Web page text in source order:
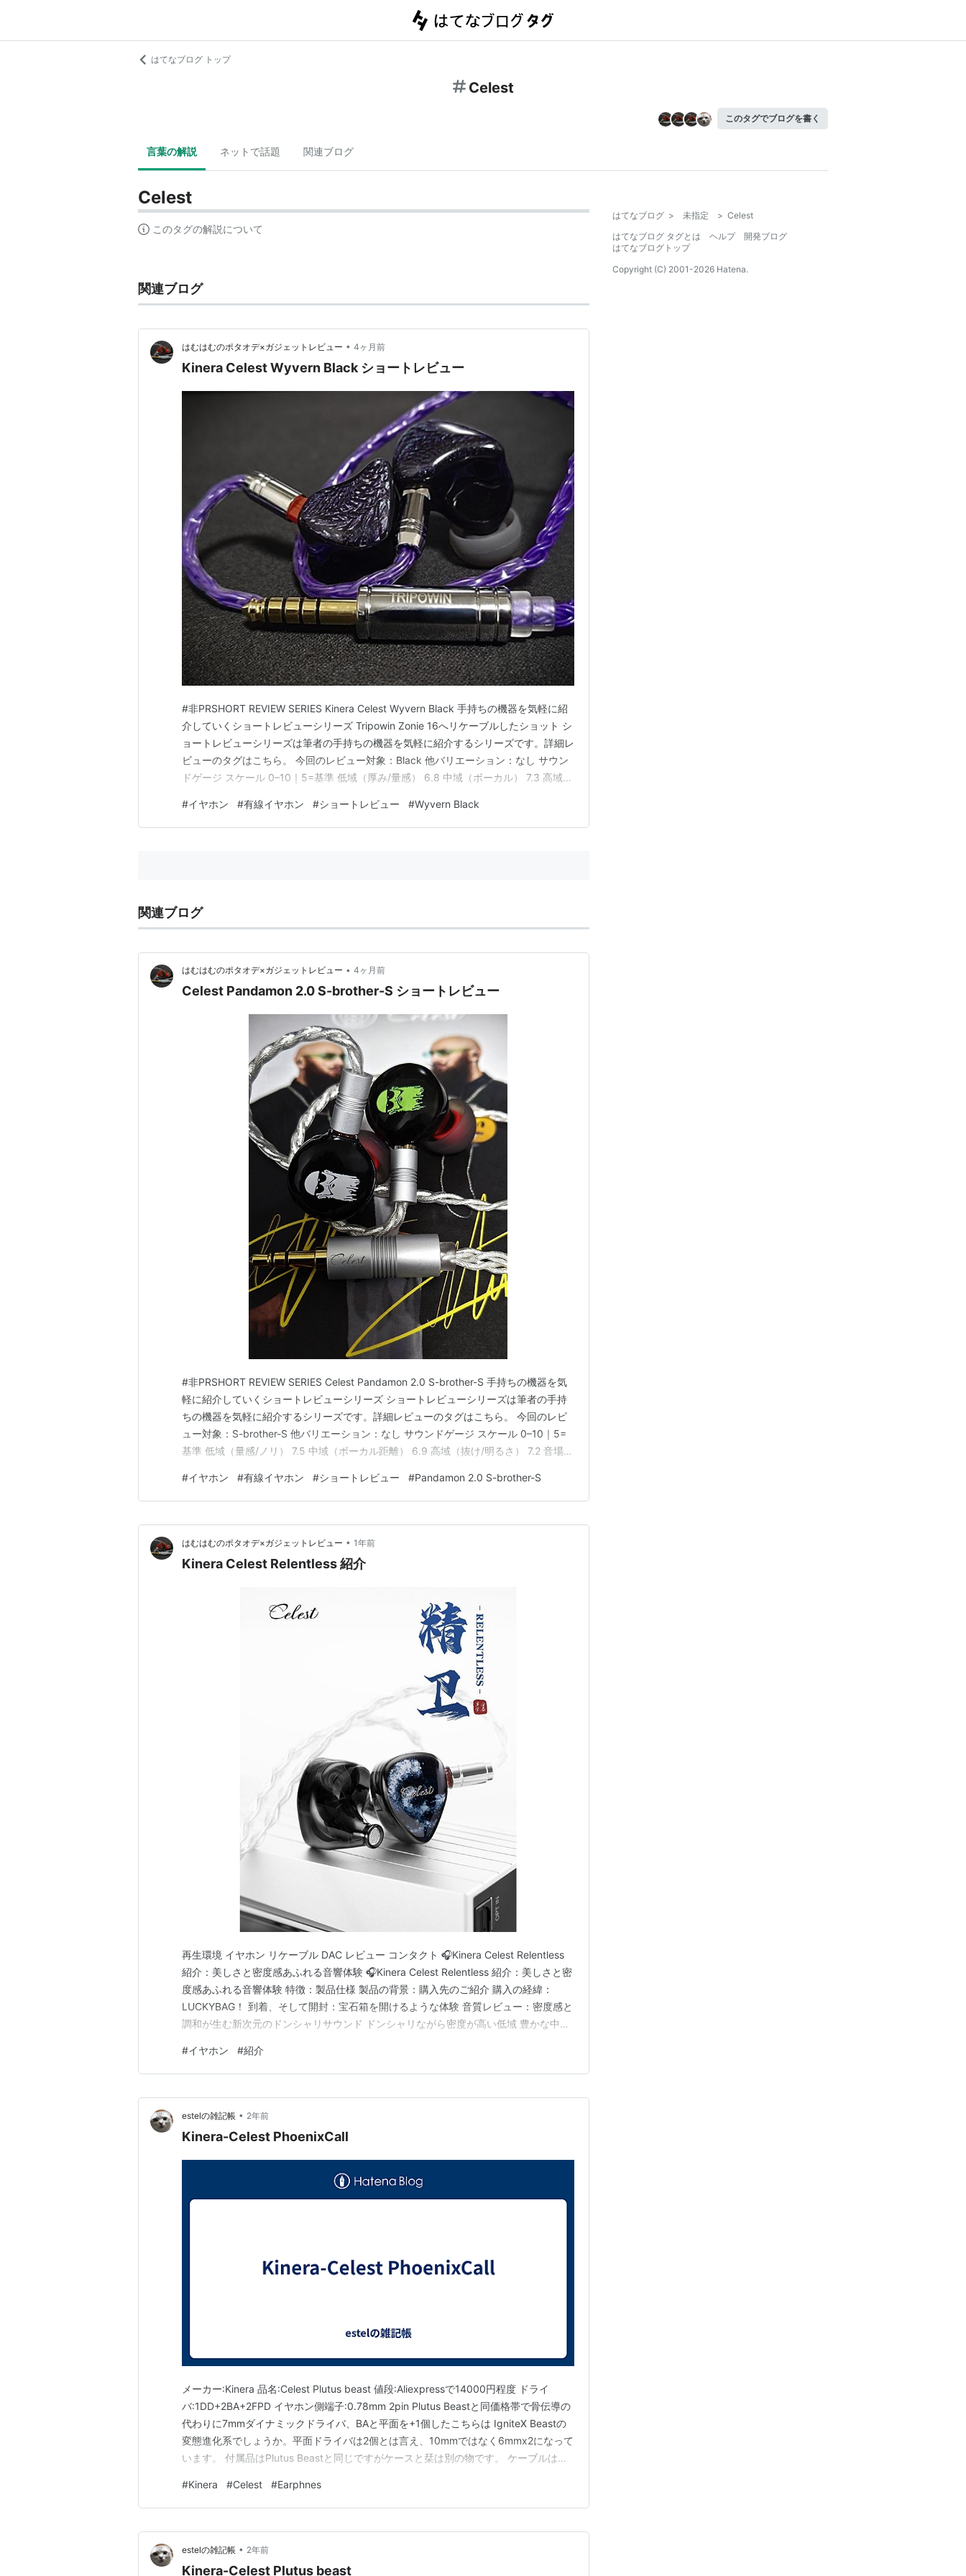
はてなブログ トップ
Celest
このタグでブログを書く
言葉の解説 ネットで話題 関連ブログ
Celest
このタグの解説について
関連ブログ
はむはむのポタオデ×ガジェットレビュー • 4ヶ月前
Kinera Celest Wyvern Black ショートレビュー
#非PRSHORT REVIEW SERIES Kinera Celest Wyvern Black 手持ちの機器を気軽に紹
介していくショートレビューシリーズ Tripowin Zonie 16へリケーブルしたショット シ
ョートレビューシリーズは筆者の手持ちの機器を気軽に紹介するシリーズです。詳細レ
ビューのタグはこちら。 今回のレビュー対象：Black 他バリエーション：なし サウン
ドゲージ スケール 0–10｜5=基準 低域（厚み/量感） 6.8 中域（ボーカル） 7.3 高域
ーフの意匠が映…
#イヤホン #有線イヤホン #ショートレビュー #Wyvern Black
関連ブログ
はむはむのポタオデ×ガジェットレビュー • 4ヶ月前
Celest Pandamon 2.0 S-brother-S ショートレビュー
#非PRSHORT REVIEW SERIES Celest Pandamon 2.0 S-brother-S 手持ちの機器を気
軽に紹介していくショートレビューシリーズ ショートレビューシリーズは筆者の手持
ちの機器を気軽に紹介するシリーズです。詳細レビューのタグはこちら。 今回のレビ
ュー対象：S-brother-S 他バリエーション：なし サウンドゲージ スケール 0–10｜5=
基準 低域（量感/ノリ） 7.5 中域（ボーカル距離） 6.9 高域（抜け/明るさ） 7.2 音場
と高域に気持ちよさを持た…
#イヤホン #有線イヤホン #ショートレビュー #Pandamon 2.0 S-brother-S
はむはむのポタオデ×ガジェットレビュー • 1年前
Kinera Celest Relentless 紹介
再生環境 イヤホン リケーブル DAC レビュー コンタクト 🎧Kinera Celest Relentless
紹介：美しさと密度感あふれる音響体験 🎧Kinera Celest Relentless 紹介：美しさと密
度感あふれる音響体験 特徴：製品仕様 製品の背景：購入先のご紹介 購入の経緯：
LUCKYBAG！ 到着、そして開封：宝石箱を開けるような体験 音質レビュー：密度感と
調和が生む新次元のドンシャリサウンド ドンシャリながら密度が高い低域 豊かな中域
空間を壊さない、密度の高いドンシャリサウンド リケーブ…
#イヤホン #紹介
estelの雑記帳 • 2年前
Kinera-Celest PhoenixCall
メーカー:Kinera 品名:Celest Plutus beast 値段:Aliexpressで14000円程度 ドライ
バ:1DD+2BA+2FPD イヤホン側端子:0.78mm 2pin Plutus Beastと同価格帯で骨伝導の
代わりに7mmダイナミックドライバ、BAと平面を+1個したこちらは IgniteX Beastの
変態進化系でしょうか。平面ドライバは2個とは言え、10mmではなく6mmx2になって
います。 付属品はPlutus Beastと同じですがケースと栞は別の物です。 ケーブルは
#Kinera #Celest #Earphnes
estelの雑記帳 • 2年前
Kinera-Celest Plutus beast
はてなブログ > 未指定 > Celest
はてなブログ タグとは
ヘルプ
開発ブログ
はてなブログトップ
Copyright (C) 2001-2026 Hatena.